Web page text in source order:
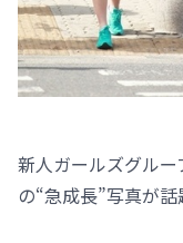
新人ガールズグルー
の“急成長”写真が話